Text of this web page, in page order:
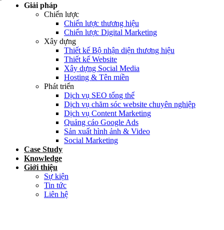
Giải pháp
Chiến lược
Chiến lược thương hiệu
Chiến lược Digital Marketing
Xây dựng
Thiết kế Bộ nhận diện thương hiệu
Thiết kế Website
Xây dựng Social Media
Hosting & Tên miền
Phát triển
Dịch vụ SEO tổng thể
Dịch vụ chăm sóc website chuyên nghiệp
Dịch vụ Content Marketing
Quảng cáo Google Ads
Sản xuất hình ảnh & Video
Social Marketing
Case Study
Knowledge
Giới thiệu
Sự kiện
Tin tức
Liên hệ